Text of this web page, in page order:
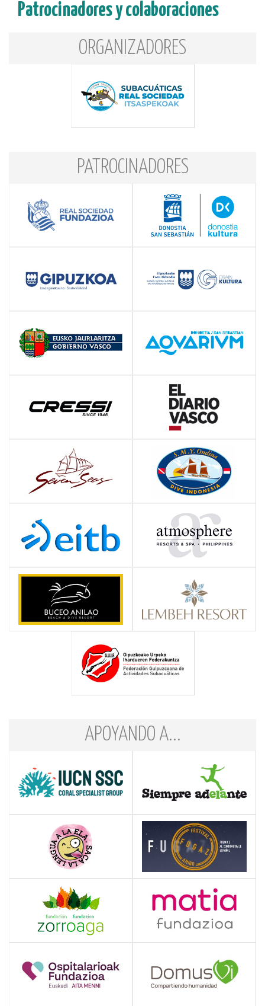
Patrocinadores y colaboraciones
ORGANIZADORES
PATROCINADORES
APOYANDO A...